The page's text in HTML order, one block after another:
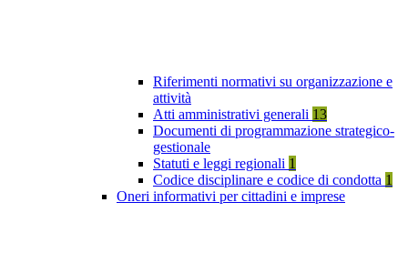
Riferimenti normativi su organizzazione e
attività
Atti amministrativi generali 13
Documenti di programmazione strategico-
gestionale
Statuti e leggi regionali 1
Codice disciplinare e codice di condotta 1
Oneri informativi per cittadini e imprese